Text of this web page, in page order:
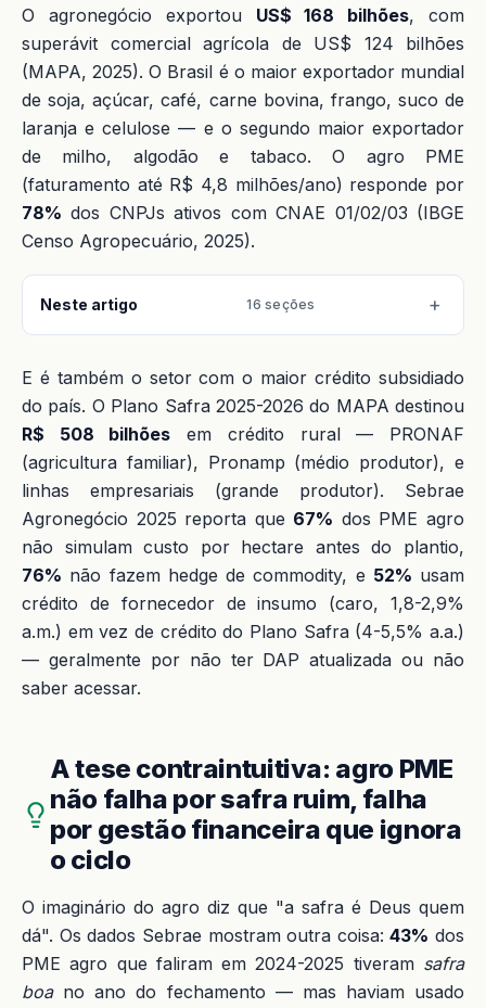
O agronegócio exportou US$ 168 bilhões, com
superávit comercial agrícola de US$ 124 bilhões
(MAPA, 2025). O Brasil é o maior exportador mundial
de soja, açúcar, café, carne bovina, frango, suco de
laranja e celulose — e o segundo maior exportador
de milho, algodão e tabaco. O agro PME
(faturamento até R$ 4,8 milhões/ano) responde por
78% dos CNPJs ativos com CNAE 01/02/03 (IBGE
Censo Agropecuário, 2025).
Neste artigo 16 seções
E é também o setor com o maior crédito subsidiado
do país. O Plano Safra 2025-2026 do MAPA destinou
R$ 508 bilhões em crédito rural — PRONAF
(agricultura familiar), Pronamp (médio produtor), e
linhas empresariais (grande produtor). Sebrae
Agronegócio 2025 reporta que 67% dos PME agro
não simulam custo por hectare antes do plantio,
76% não fazem hedge de commodity, e 52% usam
crédito de fornecedor de insumo (caro, 1,8-2,9%
a.m.) em vez de crédito do Plano Safra (4-5,5% a.a.)
— geralmente por não ter DAP atualizada ou não
saber acessar.
A tese contraintuitiva: agro PME
não falha por safra ruim, falha
por gestão financeira que ignora
o ciclo
O imaginário do agro diz que "a safra é Deus quem
dá". Os dados Sebrae mostram outra coisa:43% dos
PME agro que faliram em 2024-2025 tiveram safra
boano ano do fechamento — mas haviam usado